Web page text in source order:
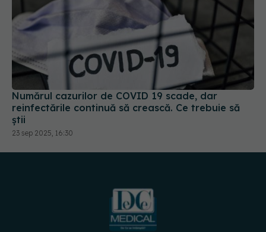
Numărul cazurilor de COVID 19 scade, dar
reinfectările continuă să crească. Ce trebuie să
știi
23 sep 2025, 16:30
URMĂREȘTE-NE PE: